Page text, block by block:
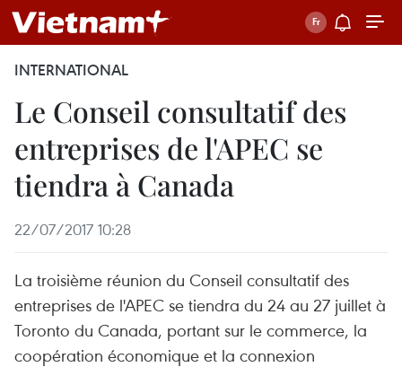
INTERNATIONAL
Le Conseil consultatif des
entreprises de l'APEC se
tiendra à Canada​
22/07/2017 10:28
La troisième réunion du Conseil consultatif des
entreprises de l'APEC se tiendra du 24 au 27 juillet à
Toronto du Canada, portant sur le commerce, la
coopération économique et la connexion